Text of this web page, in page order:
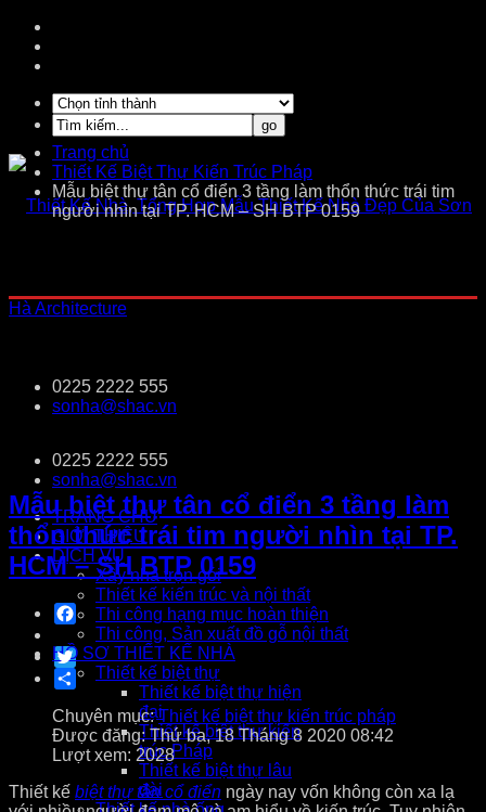
0225 2222 555
sonha@shac.vn
0225 2222 555
sonha@shac.vn
TRANG CHỦ
GIỚI THIỆU
DỊCH VỤ
Xây nhà trọn gói
Thiết kế kiến trúc và nội thất
Thi công hạng mục hoàn thiện
Thi công, Sản xuất đồ gỗ nội thất
HỒ SƠ THIẾT KẾ NHÀ
Thiết kế biệt thự
Thiết kế biệt thự hiện
đại
Thiết kế biệt thự kiến
trúc Pháp
Thiết kế biệt thự lâu
đài
Trang chủ
Thiết Kế Biệt Thự Kiến Trúc Pháp
Mẫu biệt thự tân cổ điển 3 tầng làm thổn thức trái tim
người nhìn tại TP. HCM – SH BTP 0159
Mẫu biệt thự tân cổ điển 3 tầng làm
thổn thức trái tim người nhìn tại TP.
HCM – SH BTP 0159
Facebook
Twitter
Share
Chuyên mục:Thiết kế biệt thự kiến trúc pháp
Được đăng: Thứ ba, 18 Tháng 8 2020 08:42
Lượt xem: 2028
Thiết kế biệt thự tân cổ điển ngày nay vốn không còn xa lạ